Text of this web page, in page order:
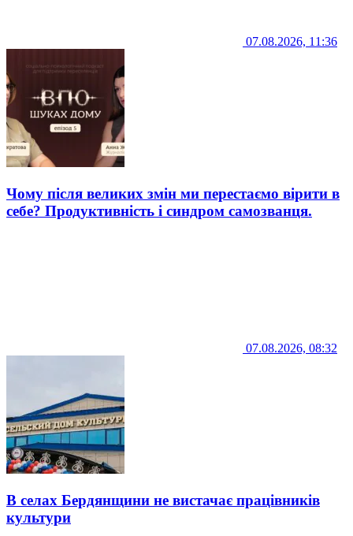
07.08.2026, 11:36
Чому після великих змін ми перестаємо вірити в
себе? Продуктивність і синдром самозванця.
07.08.2026, 08:32
В селах Бердянщини не вистачає працівників
культури